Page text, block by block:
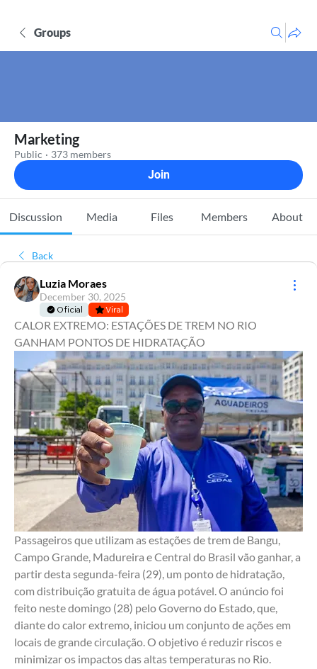
Groups
Marketing
Public · 373 members
Join
Discussion Media Files Members About
Back
Luzia Moraes
December 30, 2025
Oficial Viral
CALOR EXTREMO: ESTAÇÕES DE TREM NO RIO
GANHAM PONTOS DE HIDRATAÇÃO
Passageiros que utilizam as estações de trem de Bangu,
Campo Grande, Madureira e Central do Brasil vão ganhar, a
partir desta segunda-feira (29), um ponto de hidratação,
com distribuição gratuita de água potável. O anúncio foi
feito neste domingo (28) pelo Governo do Estado, que,
diante do calor extremo, iniciou um conjunto de ações em
locais de grande circulação. O objetivo é reduzir riscos e
minimizar os impactos das altas temperaturas no Rio.